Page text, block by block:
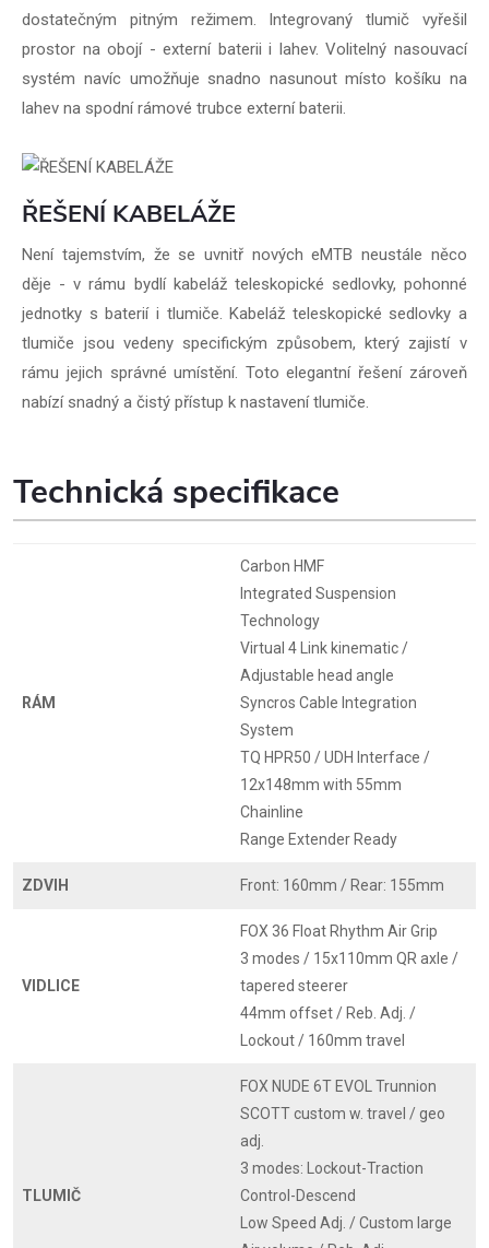
dostatečným pitným režimem. Integrovaný tlumič vyřešil
prostor na obojí - externí baterii i lahev. Volitelný nasouvací
systém navíc umožňuje snadno nasunout místo košíku na
lahev na spodní rámové trubce externí baterii.
ŘEŠENÍ KABELÁŽE
Není tajemstvím, že se uvnitř nových eMTB neustále něco
děje - v rámu bydlí kabeláž teleskopické sedlovky, pohonné
jednotky s baterií i tlumiče. Kabeláž teleskopické sedlovky a
tlumiče jsou vedeny specifickým způsobem, který zajistí v
rámu jejich správné umístění. Toto elegantní řešení zároveň
nabízí snadný a čistý přístup k nastavení tlumiče.
Technická specifikace
RÁM
Carbon HMF
Integrated Suspension
Technology
Virtual 4 Link kinematic /
Adjustable head angle
Syncros Cable Integration
System
TQ HPR50 / UDH Interface /
12x148mm with 55mm
Chainline
Range Extender Ready
ZDVIH Front: 160mm / Rear: 155mm
VIDLICE
FOX 36 Float Rhythm Air Grip
3 modes / 15x110mm QR axle /
tapered steerer
44mm offset / Reb. Adj. /
Lockout / 160mm travel
TLUMIČ
FOX NUDE 6T EVOL Trunnion
SCOTT custom w. travel / geo
adj.
3 modes: Lockout-Traction
Control-Descend
Low Speed Adj. / Custom large